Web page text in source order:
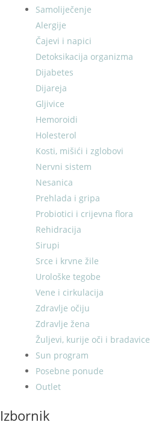
Samoliječenje
Alergije
Čajevi i napici
Detoksikacija organizma
Dijabetes
Dijareja
Gljivice
Hemoroidi
Holesterol
Kosti, mišići i zglobovi
Nervni sistem
Nesanica
Prehlada i gripa
Probiotici i crijevna flora
Rehidracija
Sirupi
Srce i krvne žile
Urološke tegobe
Vene i cirkulacija
Zdravlje očiju
Zdravlje žena
Žuljevi, kurije oči i bradavice
Sun program
Posebne ponude
Outlet
Izbornik